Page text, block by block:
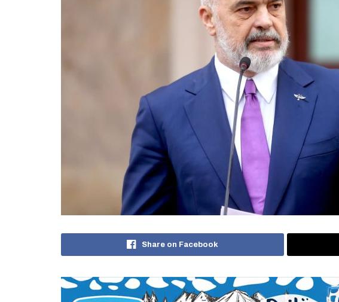
Share on Facebook